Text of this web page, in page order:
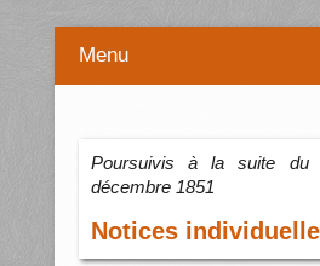
Menu
Poursuivis à la suite du
décembre 1851
Notices